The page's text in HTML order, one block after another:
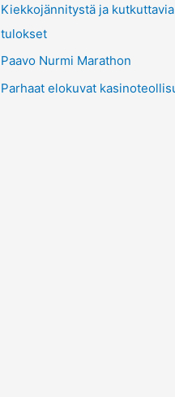
Kiekkojännitystä ja
tulokset
Paavo Nurmi Marathon
Parhaat elokuvat